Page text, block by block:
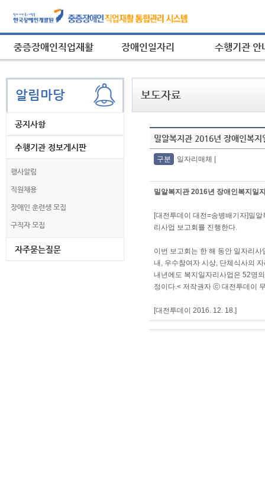
중증장애인직업재활 장애인일자리 수행기관 안
알림마당
공지사항
수행기관 정보게시판
행사알림
직원채용
장애인 훈련생 모집
구직자 모집
자주묻는질문
보도자료
보
도
료
기
의
밀알복지관 2016년 장애인복지
매체 |
구분 일자리
밀알복지관 2016년 장애인복지일
[대전투데이 대전=송병배기자]밀
리사업 보고회를 진행한다.
이번 보고회는 한 해 동안 일자리
내, 우수참여자 시상, 단체식사의
내년에도 복지일자리사업은 52명
정이다.< 저작권자 ⓒ 대전투데이
[대전투데이 2016. 12. 18.]